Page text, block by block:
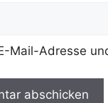
Mail-Adresse